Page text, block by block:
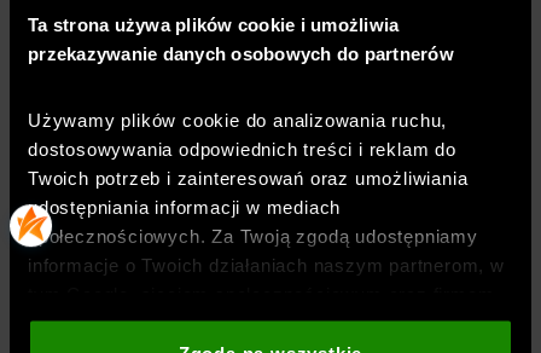
Ta strona używa plików cookie i umożliwia
przekazywanie danych osobowych do partnerów
Używamy plików cookie do analizowania ruchu,
dostosowywania odpowiednich treści i reklam do
Twoich potrzeb i zainteresowań oraz umożliwiania
udostępniania informacji w mediach
społecznościowych. Za Twoją zgodą udostępniamy
informacje o Twoich działaniach naszym partnerom, w
zajmującym się reklamą i analityką internetową. Nasi
elastyczny materiał 4Way Stretch
Płeć: kobieta
Przeznaczenie : fitness / trening, crossfit, joga
dopasowany
Kolor: Rożowy